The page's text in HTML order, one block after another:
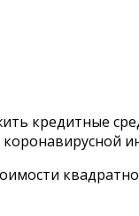
кредитные